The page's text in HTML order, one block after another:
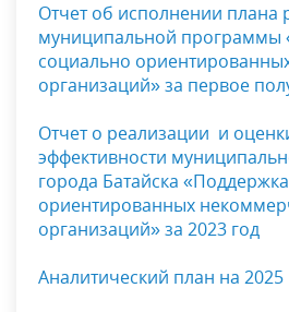
Отчет об исполнении плана
муниципальной программы
социально
организаций» за первое
Отчет о реализации и
эффективности
города Батайска
ориентированных
организаций» за 2023 год
Аналитический план на 2025